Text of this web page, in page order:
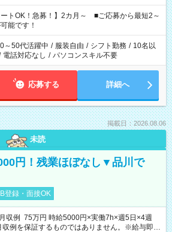
たい」 「余裕を持って夕飯の準備がしたい」
はしたくない」 など、ご希望を教えてください
仕事の勤務時間。 合計で週40時間を超える場
せん。
ートOK！急募！】2カ月～ ■ご応募から最短2～
能です！
～50代活躍中 / 服装自由 / シフト勤務 / 10名以
電話対応なし / パソコンスキル不要
応募する 詳細へ
掲載日：2026.08.06
未読
円！残業ほぼなし▼品川で
登録・面接OK
収例 75万円 時給5000円×実働7h×週5日×4週
例を保証するものではありません。※給与即受